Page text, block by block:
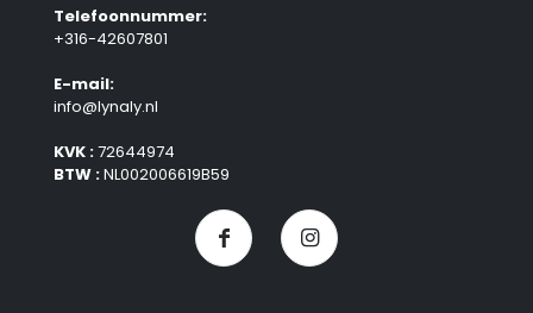
Telefoonnummer:
+316-42607801
E-mail:
info@lynaly.nl
KVK :72644974
BTW :NL002006619B59